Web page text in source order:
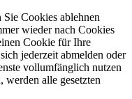
Cookies ablehnen
wieder nach Cookies
Cookie für Ihre
jederzeit abmelden oder
vollumfänglich nutzen
werden alle gesetzten